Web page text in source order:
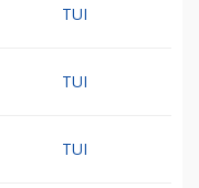
TUI
TUI
TUI